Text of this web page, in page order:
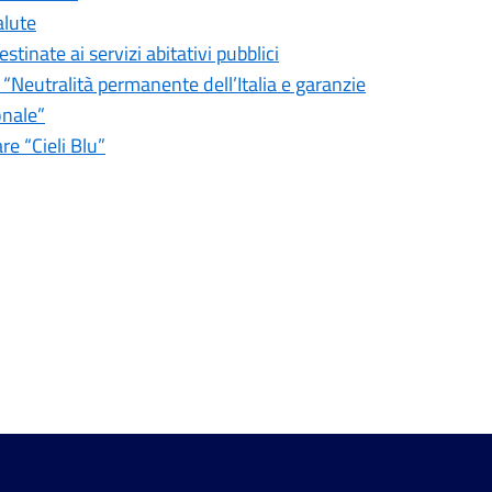
ai servizi abitativi pubblici
permanente dell’Italia e garanzie
“Cieli Blu”